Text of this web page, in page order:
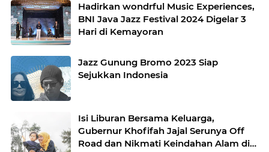
Hadirkan wondrful Music Experiences,
BNI Java Jazz Festival 2024 Digelar 3
Hari di Kemayoran
Jazz Gunung Bromo 2023 Siap
Sejukkan Indonesia
Isi Liburan Bersama Keluarga,
Gubernur Khofifah Jajal Serunya Off
Road dan Nikmati Keindahan Alam di